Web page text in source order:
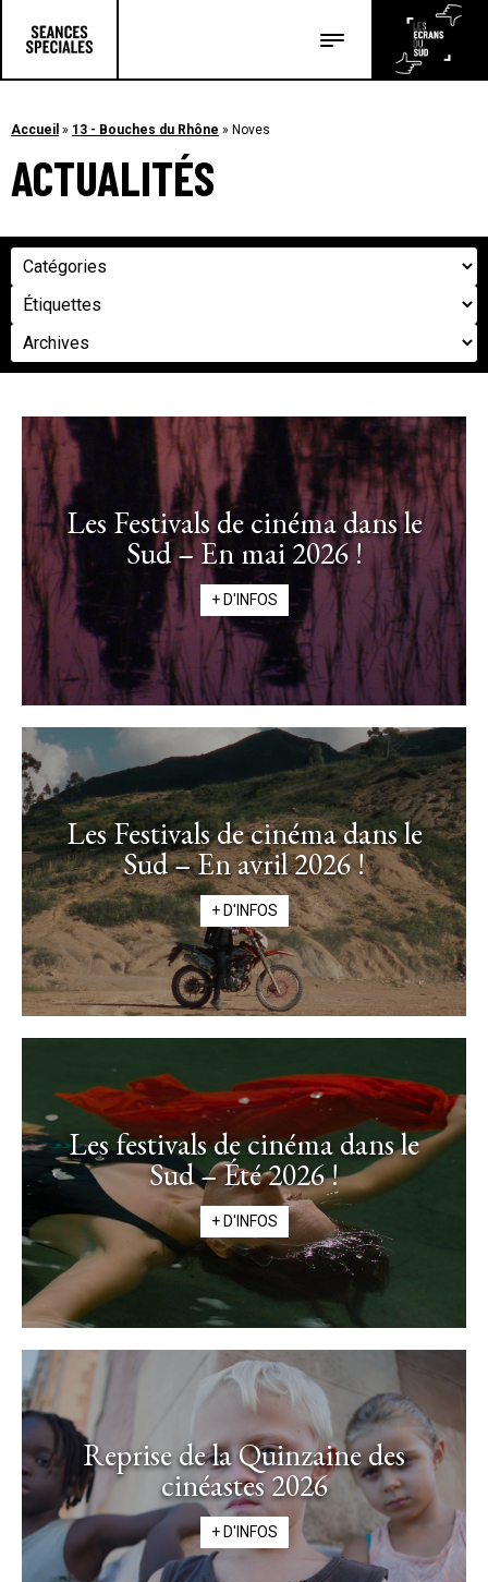
Les articles
Accueil » 13 - Bouches du Rhône » Noves
ACTUALITÉS
Les Festivals de cinéma dans le
Sud – En mai 2026 !
+ D'INFOS
Les Festivals de cinéma dans le
Sud – En avril 2026 !
+ D'INFOS
Les festivals de cinéma dans le
Sud – Été 2026 !
+ D'INFOS
Reprise de la Quinzaine des
cinéastes 2026
+ D'INFOS